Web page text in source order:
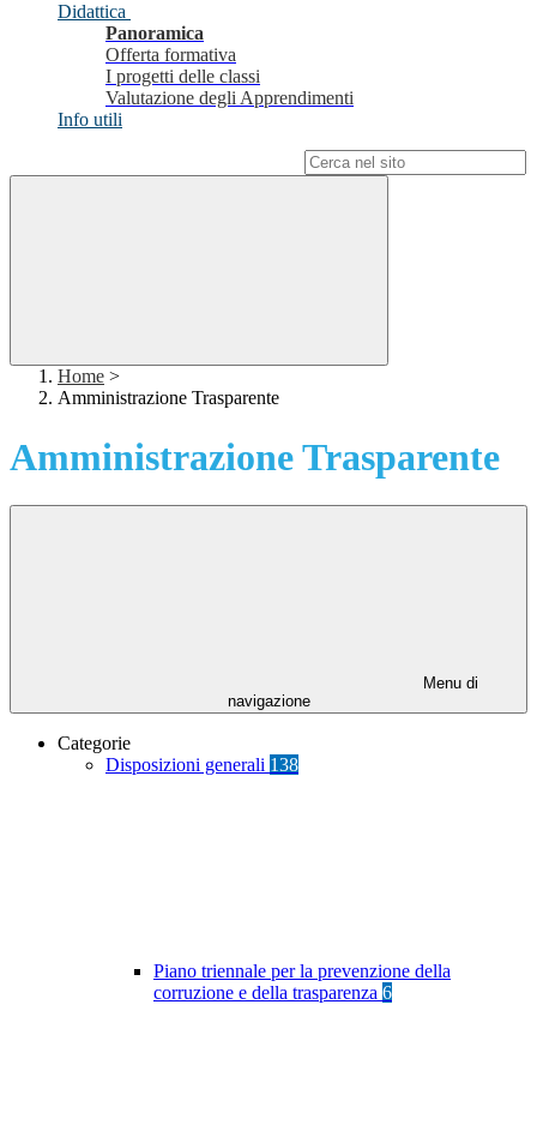
Didattica
Panoramica
Offerta formativa
I progetti delle classi
Valutazione degli Apprendimenti
Info utili
Home >
Amministrazione Trasparente
Amministrazione Trasparente
Menu di
navigazione
Categorie
Disposizioni generali 138
Piano triennale per la prevenzione della
corruzione e della trasparenza 6